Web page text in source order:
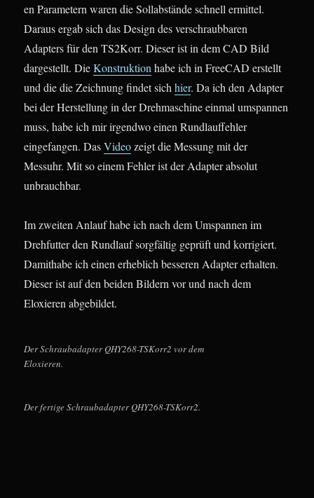
en Parametern waren die Sollabstände schnell ermittel.
Daraus ergab sich das Design des verschraubbaren
Adapters für den TS2Korr. Dieser ist in dem CAD Bild
dargestellt. DieKonstruktion habe ich in FreeCAD erstellt
und die die Zeichnung findet sichhier. Da ich den Adapter
bei der Herstellung in der Drehmaschine einmal umspannen
muss, habe ich mir irgendwo einen Rundlauffehler
eingefangen. DasVideozeigt die Messung mit der
Messuhr. Mit so einem Fehler ist der Adapter absolut
unbrauchbar.
Im zweiten Anlauf habe ich nach dem Umspannen im
Drehfutter den Rundlauf sorgfältig geprüft und korrigiert.
Damithabe ich einen erheblich besseren Adapter erhalten.
Dieser ist auf den beiden Bildern vor und nach dem
Eloxieren abgebildet.
Der Schraubadapter QHY268-TSKorr2 vor dem
Eloxieren.
Der fertige Schraubadapter QHY268-TSKorr2.